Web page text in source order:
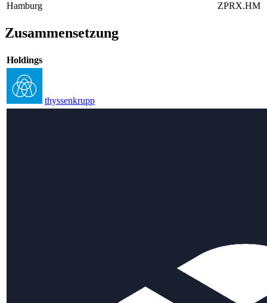
Hamburg
ZPRX.HM
Zusammensetzung
Holdings
thyssenkrupp